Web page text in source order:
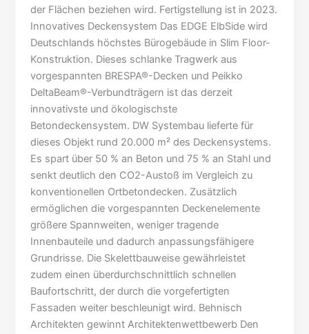
der Flächen beziehen wird. Fertigstellung ist in 2023.
Innovatives Deckensystem Das EDGE ElbSide wird
Deutschlands höchstes Bürogebäude in Slim Floor-
Konstruktion. Dieses schlanke Tragwerk aus
vorgespannten BRESPA®-Decken und Peikko
DeltaBeam®-Verbundträgern ist das derzeit
innovativste und ökologischste
Betondeckensystem. DW Systembau lieferte für
dieses Objekt rund 20.000 m² des Deckensystems.
Es spart über 50 % an Beton und 75 % an Stahl und
senkt deutlich den CO2-Austoß im Vergleich zu
konventionellen Ortbetondecken. Zusätzlich
ermöglichen die vorgespannten Deckenelemente
größere Spannweiten, weniger tragende
Innenbauteile und dadurch anpassungsfähigere
Grundrisse. Die Skelettbauweise gewährleistet
zudem einen überdurchschnittlich schnellen
Baufortschritt, der durch die vorgefertigten
Fassaden weiter beschleunigt wird. Behnisch
Architekten gewinnt Architektenwettbewerb Den